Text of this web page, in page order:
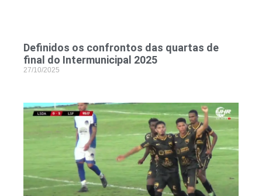
Definidos os confrontos das quartas de
final do Intermunicipal 2025
27/10/2025